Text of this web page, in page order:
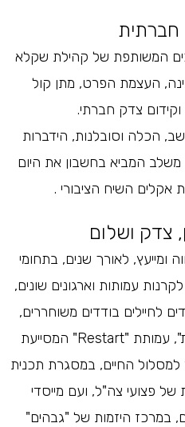
חברתית
המשותפת של קהילת שקלא
העצמת הפרט, מתן קול
וקידום צדק חברתי.
הכלה וסובלנות, הידברות
המביא בחשבון את היום
השיח הציבורי .
צדק ושלום
ומייעץ, לאורך שנים, בתחומי
עמותות וארגונים שונים,
לחיילים בודדים משוחררים,
נשים חרדיות בארגון "מובילות", עמותת "Restart" המסייעת
החיים, במסגרת תכנית
של פצועי צה"ל, ועם מייסדי
במרכז היזמות של "גבהים"